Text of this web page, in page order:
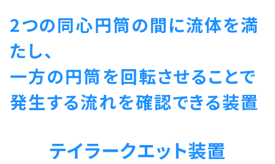
2つの同心円筒の間に流体を満
たし、
一方の円筒を回転させることで
発生する流れを確認できる装置
テイラークエット装置